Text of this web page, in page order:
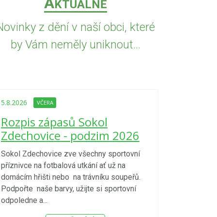
KTUÁLNĚ
z dění v naší obci, které
by Vám neměly uniknout...
5.8.2026 VČERA
Rozpis zápasů Sokol
Zdechovice - podzim 2026
Sokol Zdechovice zve všechny sportovní
příznivce na fotbalová utkání ať už na
domácím hřišti nebo na trávníku soupeřů.
Podpořte naše barvy, užijte si sportovní
odpoledne a...